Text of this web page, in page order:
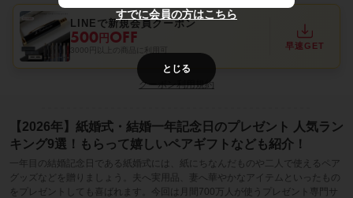
すでに会員の方はこちら
とじる
LINEで新規会員クーポン
500 円 OFF 早速GET
クーポン利用規約
【2026年】紙婚式・結婚一年記念日のプレゼント 人気ラン
キング9選！もらって嬉しいペアギフトなども紹介！
一年目の結婚記念日である紙婚式には、紙にちなんだものや二人で使えるペア
グッズなどを贈りましょう。夫へ実用品、妻へ華やかなアイテムといったもの
をプレゼントしても喜ばれます。今回は月間700万人が使うプレゼント専門サ